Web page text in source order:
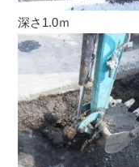
深さ1.0ｍ